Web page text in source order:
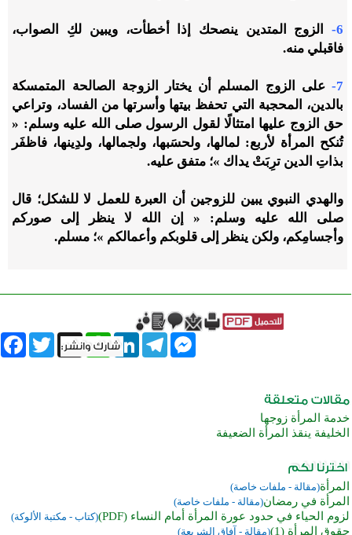
6-
الزوج المتدين ينصحك إذا أخطأت، ويبين لكِ الصواب،
فاقبلي منه.
7-
على الزوج المسلم أن يختار الزوجة الصالحة المتمسكة
بالدين، المحجبة التي تحفظ بيتها وأسرتها من الفساد، وتراعي
حق الزوج عليها امتثالًا لقول الرسول صلى الله عليه وسلم: «
تُنكح المرأة لأربع: لمالها، ولحسَبها، ولجمالها، ولدِينها، فاظفَر
بذاتِ الدين ترِبَتْ يداك »؛ متفق عليه.
والهدي النبوي يبين للزوجين أن العبرة للعمل لا للشكل؛ قال
صلى الله عليه وسلم: « إن الله لا ينظر إلى صوركم
وأجسامِكم، ولكن ينظر إلى قلوبكم وأعمالكم »؛ مسلم.
Twitter X
WhatsAppLinkedInTelegram
Messenger
خدمة المرأة زوجها
الخليفة ينقذ المرأة الضعيفة
المرأة(مقالة - ملفات خاصة)
المرأة في رمضان(مقالة - ملفات خاصة)
لزوم الحياء في حدود عورة المرأة أمام النساء (PDF) (كتاب - مكتبة الألوكة)
حقوق المرأة (1) (مقالة - آفاق الشريعة)